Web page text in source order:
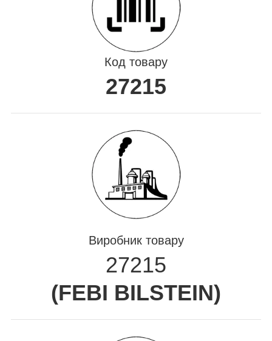
Код товару
27215
Виробник товару
27215
(FEBI BILSTEIN)